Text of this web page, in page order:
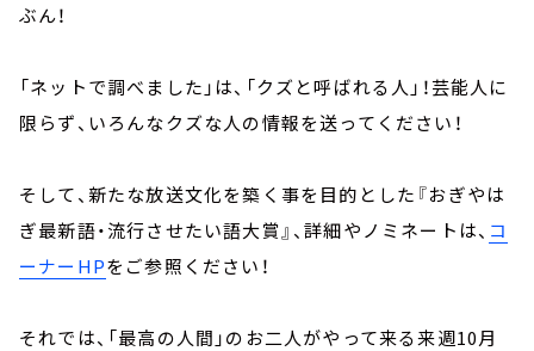
ぶん！
「ネットで調べました」は、「クズと呼ばれる人」！芸能人に
限らず、いろんなクズな人の情報を送ってください！
そして、新たな放送文化を築く事を目的とした『おぎやは
ぎ最新語・流行させたい語大賞』、詳細やノミネートは、 コ
ーナーHPをご参照ください！
それでは、「最高の人間」のお二人がやって来る来週10月